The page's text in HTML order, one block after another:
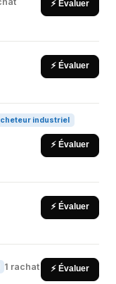
⚡ Évaluer
⚡ Évaluer
industriel
⚡ Évaluer
⚡ Évaluer
1 rachat ⚡ Évaluer